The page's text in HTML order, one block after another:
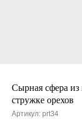
Сырная сфера
стружке орехов
Артикул: prt34